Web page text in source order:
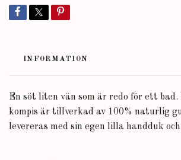
INFORMATION
En söt liten vän som är redo för ett
kompis är tillverkad av 100% naturlig
levereras med sin egen lilla handduk